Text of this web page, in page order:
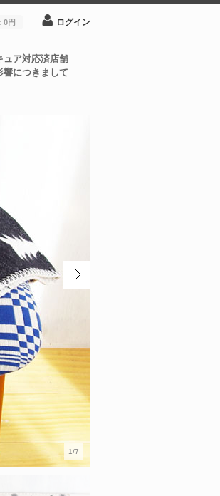
0円 ログイン
ュア対応済店舗
響につきまして
1/7